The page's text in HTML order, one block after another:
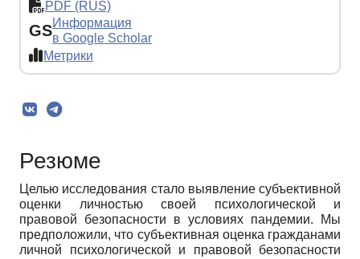
PDF (RUS)
GSИнформация
в Google Scholar
Метрики
Резюме
Целью исследования стало выявление субъективной
оценки личностью своей психологической и
правовой безопасности в условиях пандемии. Мы
предположили, что субъективная оценка гражданами
личной психологической и правовой безопасности